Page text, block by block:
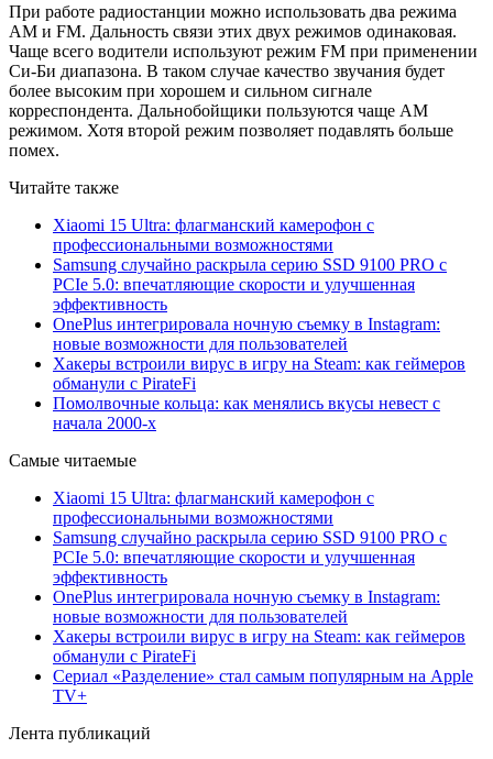
При работе радиостанции можно использовать два режима
АМ и FM. Дальность связи этих двух режимов одинаковая.
Чаще всего водители используют режим FM при применении
Си-Би диапазона. В таком случае качество звучания будет
более высоким при хорошем и сильном сигнале
корреспондента. Дальнобойщики пользуются чаще АМ
режимом. Хотя второй режим позволяет подавлять больше
помех.
Читайте также
Xiaomi 15 Ultra: флагманский камерофон с
профессиональными возможностями
Samsung случайно раскрыла серию SSD 9100 PRO с
PCIe 5.0: впечатляющие скорости и улучшенная
эффективность
OnePlus интегрировала ночную съемку в Instagram:
новые возможности для пользователей
Хакеры встроили вирус в игру на Steam: как геймеров
обманули с PirateFi
Помолвочные кольца: как менялись вкусы невест с
начала 2000-х
Самые читаемые
Xiaomi 15 Ultra: флагманский камерофон с
профессиональными возможностями
Samsung случайно раскрыла серию SSD 9100 PRO с
PCIe 5.0: впечатляющие скорости и улучшенная
эффективность
OnePlus интегрировала ночную съемку в Instagram:
новые возможности для пользователей
Хакеры встроили вирус в игру на Steam: как геймеров
обманули с PirateFi
Сериал «Разделение» стал самым популярным на Apple
TV+
Лента публикаций